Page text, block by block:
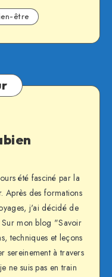
être
été fasciné par la
Après des formations
j'ai décidé de
mon blog "Savoir
techniques et leçons
sereinement à travers
ne suis pas en train